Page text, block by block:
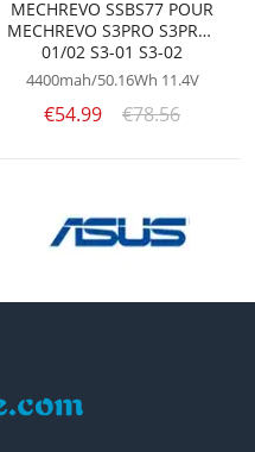
MECHREVO SSBS77 POUR
MECHREVO S3PRO S3PRO-
01/02 S3-01 S3-02
4400mah/50.16Wh 11.4V
€54.99 €78.56